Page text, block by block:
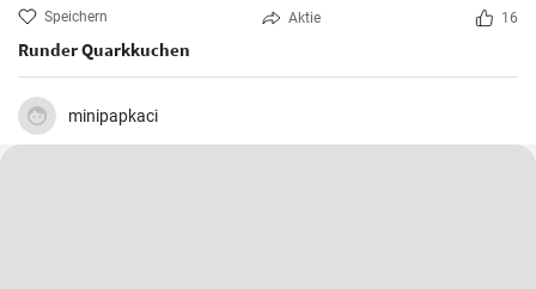
Speichern Aktie 16
Runder Quarkkuchen
minipapkaci